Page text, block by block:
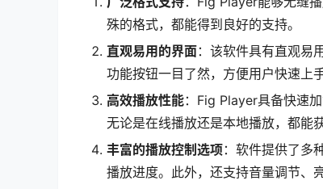
殊的格式，都能得到良好的支持。
直观易用的界面：该软件具有直观易
功能按钮一目了然，方便用户快速上手
高效播放性能：Fig Player具备快速
无论是在线播放还是本地播放，都能
丰富的播放控制选项：软件提供了多
播放进度。此外，还支持音量调节、